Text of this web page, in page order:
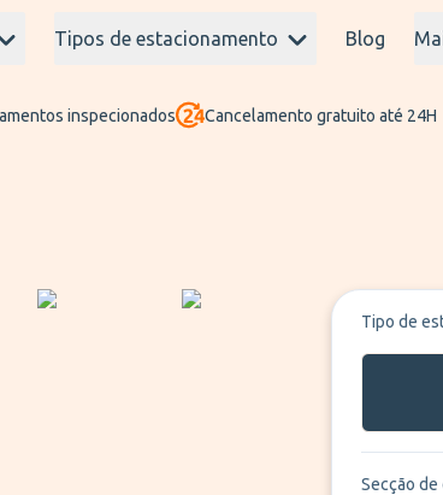
Tipos de estacionamento Blog
inspecionados Cancelamento gratuito até 24H
Tipo de
Secção